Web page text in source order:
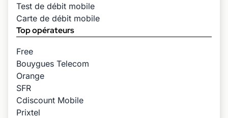
Test de débit mobile
Carte de débit mobile
Top opérateurs
Free
Bouygues Telecom
Orange
SFR
Cdiscount Mobile
Prixtel